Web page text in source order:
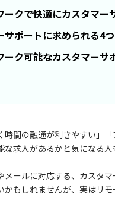
ークで快適にカスタマ
サポートに求められる4
ーク可能なカスタマー
時間の融通が利きやすい」
な求人があるかと気になる人
メールに対応する、カスタ
もしれませんが、実はリモ